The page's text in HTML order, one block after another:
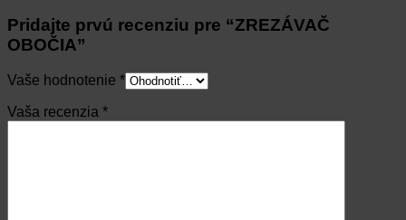
Pridajte prvú recenziu pre “ZREZÁVAČ
OBOČIA”
Vaše hodnotenie *
Vaša recenzia *